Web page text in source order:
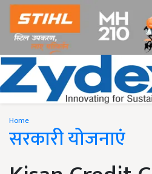
Home
सरकारी योजनाएं